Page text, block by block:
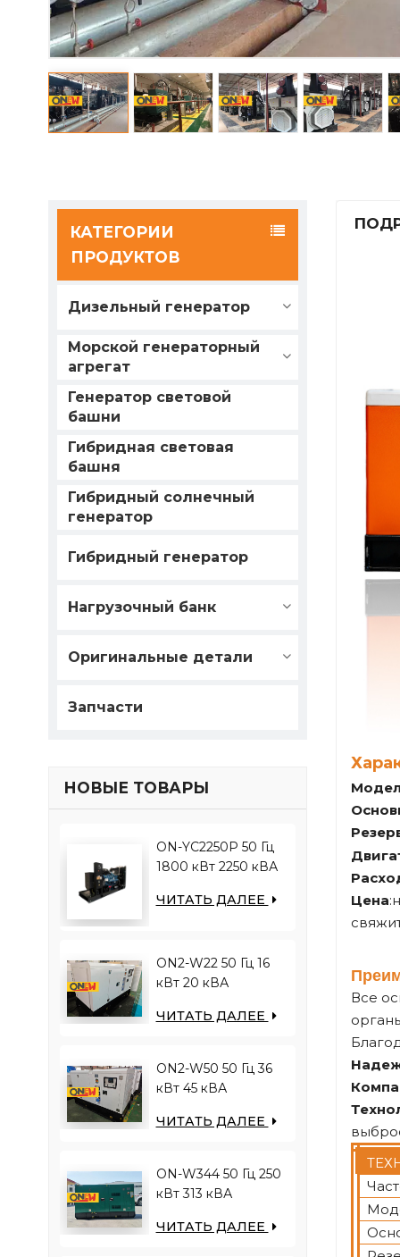
КАТЕГОРИИ
ПРОДУКТОВ
Дизельный генератор
Морской генераторный
агрегат
Генератор световой
башни
Гибридная световая
башня
Гибридный солнечный
генератор
Гибридный генератор
Нагрузочный банк
Оригинальные детали
Запчасти
НОВЫЕ ТОВАРЫ
ON-YC2250P 50 Гц
1800 кВт 2250 кВА
YC12VC3000-D30
ЧИТАТЬ ДАЛЕЕ
ON2-W22 50 Гц 16
кВт 20 кВА
4YT23-20D
генератор
ЧИТАТЬ ДАЛЕЕ
ON2-W50 50 Гц 36
кВт 45 кВА
N4100ZDS-42
генератор
ЧИТАТЬ ДАЛЕЕ
ON-W344 50 Гц 250
кВт 313 кВА
WT13B-308DE
ЧИТАТЬ ДАЛЕЕ
Цена
Все